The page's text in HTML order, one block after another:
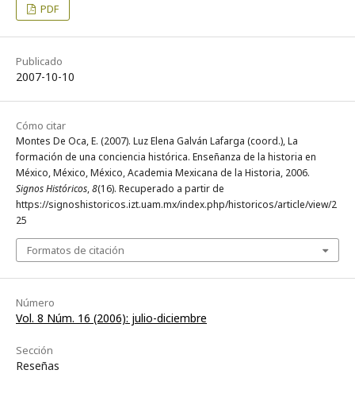
PDF
Publicado
2007-10-10
Cómo citar
Montes De Oca, E. (2007). Luz Elena Galván Lafarga (coord.), La
formación de una conciencia histórica. Enseñanza de la historia en
México, México, México, Academia Mexicana de la Historia, 2006.
Signos Históricos,8(16). Recuperado a partir de
https://signoshistoricos.izt.uam.mx/index.php/historicos/article/view/2
25
Formatos de citación
Número
Vol. 8 Núm. 16 (2006): julio-diciembre
Sección
Reseñas